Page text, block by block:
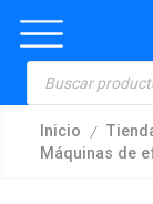
Inicio /
Máquinas de